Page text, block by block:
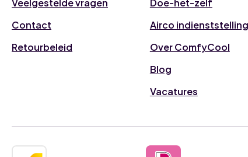
Veelgestelde vragen
Contact
Retourbeleid
Doe-het-zelf
Airco indienststelling
Over ComfyCool
Blog
Vacatures